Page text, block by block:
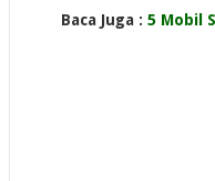
Baca Juga : 5 Mobil